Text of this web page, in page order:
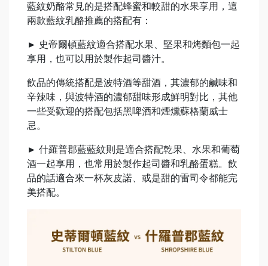
藍紋奶酪常見的是搭配蜂蜜和較甜的水果享用，這
兩款藍紋乳酪推薦的搭配有：
► 史帝爾頓藍紋適合搭配水果、堅果和烤麵包一起
享用，也可以用於製作起司醬汁。
飲品的傳統搭配是波特酒等甜酒，其濃郁的鹹味和
辛辣味，與波特酒的濃郁甜味形成鮮明對比，其他
一些受歡迎的搭配包括黑啤酒和煙燻蘇格蘭威士
忌。
► 什羅普郡藍藍紋則是適合搭配乾果、水果和葡萄
酒一起享用，也常用於製作起司醬和乳酪蛋糕。飲
品的話適合來一杯灰皮諾、或是甜的雷司令都能完
美搭配。